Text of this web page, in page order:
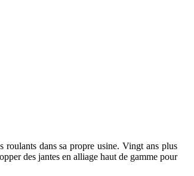
dans sa propre usine. Vingt ans plus
des jantes en alliage haut de gamme pour